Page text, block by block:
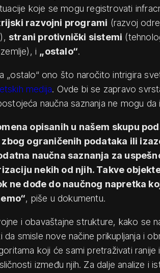
koje se mogu registrovati
razvojni programi (razvoj
strani protivnički sistemi
i „ostalo“.
„ostalo“ ono što naročito intrigira
medija. Ovde bi se zapravo
naučna saznanja ne mogu da
opisanih u našem skupu
ograničenih podataka ili
naučna saznanja za
nekih od njih. Takve
ne dođe do naučnog napretka
, piše u dokumentu.
i obavaštajne strukture, kako se
smisle nove načine prikupljanja i
koji će sami pretraživati
između njih. Za dalje analize i